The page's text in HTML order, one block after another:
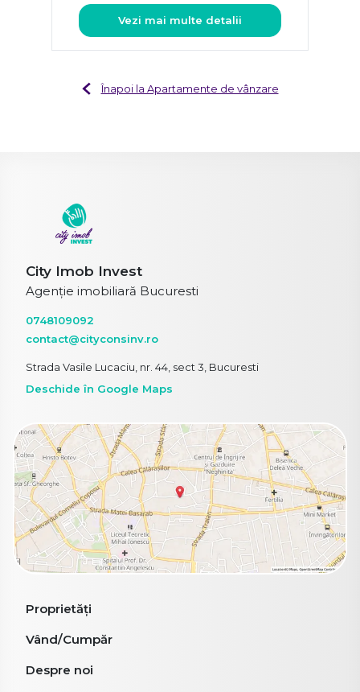
Vezi mai multe detalii
Înapoi la Apartamente de vânzare
City Imob Invest
Agenție imobiliară Bucuresti
0748109092
contact@cityconsinv.ro
Strada Vasile Lucaciu, nr. 44, sect 3, Bucuresti
Deschide în Google Maps
Proprietăți
Vând/Cumpăr
Despre noi